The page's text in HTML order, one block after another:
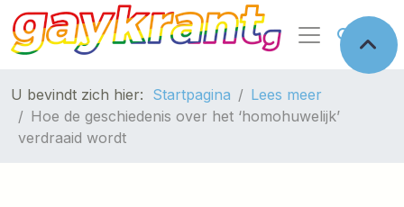
U bevindt zich hier: Startpagina
Lees meer
Hoe de geschiedenis over het ‘homohuwelijk’
verdraaid wordt